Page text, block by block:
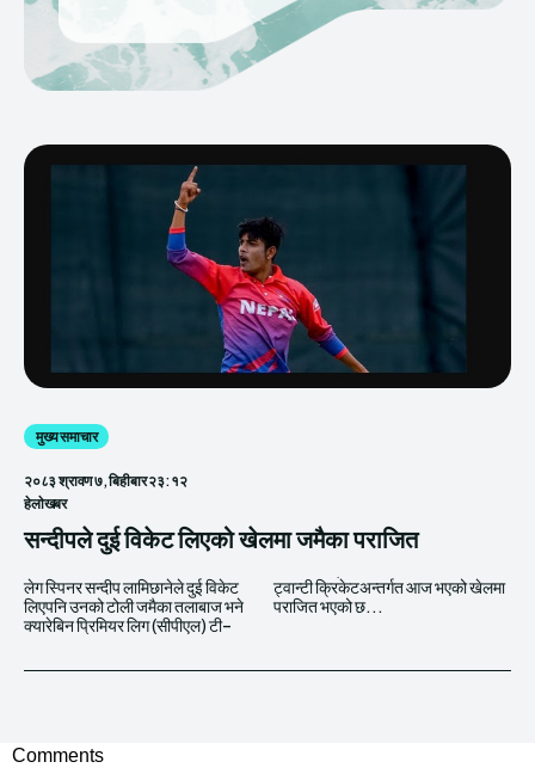
मुख्य समाचार
२०८३ श्रावण ७, बिहीबार २३:१२
हेलाेखबर
सन्दीपले दुई विकेट लिएको खेलमा जमैका पराजित
लेग स्पिनर सन्दीप लामिछानेले दुई विकेट
लिएपनि उनको टोली जमैका तलाबाज भने
क्यारेबिन प्रिमियर लिग (सीपीएल) टी–
ट्वान्टी क्रिकेटअन्तर्गत आज भएको खेलमा
पराजित भएको छ...
Comments